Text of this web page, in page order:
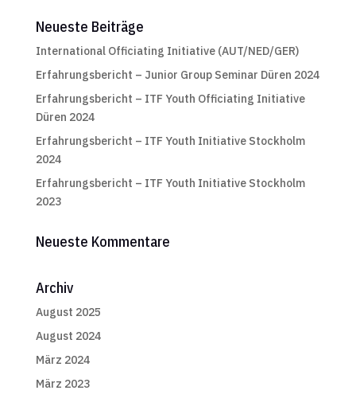
Neueste Beiträge
International Officiating Initiative (AUT/NED/GER)
Erfahrungsbericht – Junior Group Seminar Düren 2024
Erfahrungsbericht – ITF Youth Officiating Initiative
Düren 2024
Erfahrungsbericht – ITF Youth Initiative Stockholm
2024
Erfahrungsbericht – ITF Youth Initiative Stockholm
2023
Neueste Kommentare
Archiv
August 2025
August 2024
März 2024
März 2023